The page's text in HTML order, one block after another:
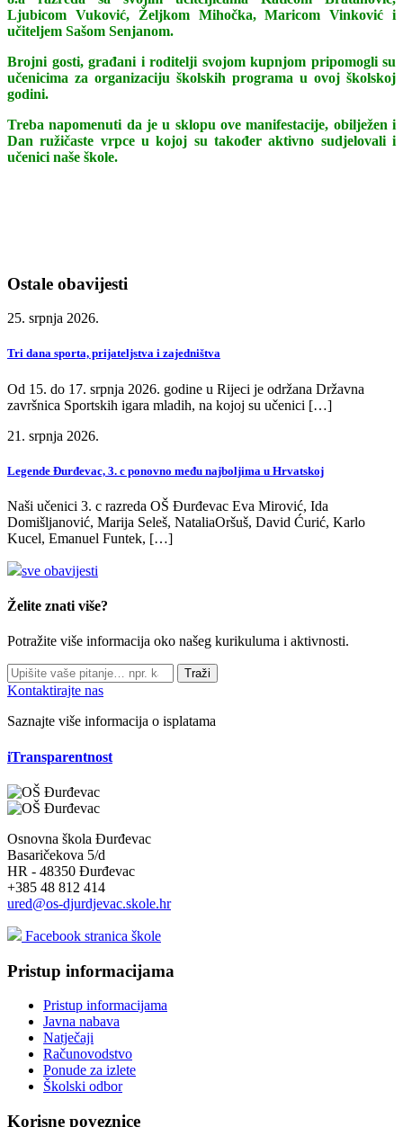
Ljubicom Vuković, Željkom Mihočka, Maricom Vinković i
učiteljem Sašom Senjanom.
Brojni gosti, građani i roditelji svojom kupnjom pripomogli su
učenicima za organizaciju školskih programa u ovoj školskoj
godini.
Treba napomenuti da je u sklopu ove manifestacije, obilježen i
Dan ružičaste vrpce u kojoj su također aktivno sudjelovali i
učenici naše škole.
Ostale obavijesti
25. srpnja 2026.
Tri dana sporta, prijateljstva i zajedništva
Od 15. do 17. srpnja 2026. godine u Rijeci je održana Državna
završnica Sportskih igara mladih, na kojoj su učenici […]
21. srpnja 2026.
Legende Đurđevac, 3. c ponovno među najboljima u Hrvatskoj
Naši učenici 3. c razreda OŠ Đurđevac Eva Mirović, Ida
Domišljanović, Marija Seleš, NataliaOršuš, David Ćurić, Karlo
Kucel, Emanuel Funtek, […]
sve obavijesti
Želite znati više?
Potražite više informacija oko našeg kurikuluma i aktivnosti.
Traži
Kontaktirajte nas
Saznajte više informacija o isplatama
iTransparentnost
Osnovna škola Đurđevac
Basaričekova 5/d
HR - 48350 Đurđevac
+385 48 812 414
ured@os-djurdjevac.skole.hr
Facebook stranica škole
Pristup informacijama
Pristup informacijama
Javna nabava
Natječaji
Računovodstvo
Ponude za izlete
Školski odbor
Korisne poveznice